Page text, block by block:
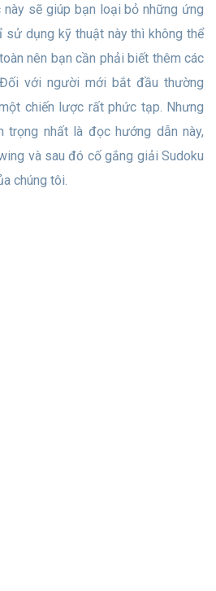
sẽ giúp bạn loại bỏ những ứng
sử dụng kỹ thuật này thì không thể
nên bạn cần phải biết thêm các
với người mới bắt đầu thường
chiến lược rất phức tạp. Nhưng
trọng nhất là đọc hướng dẫn này,
và sau đó cố gắng giải Sudoku
chúng tôi.